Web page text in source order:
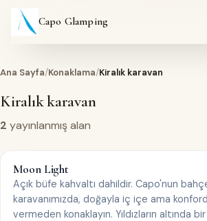
Capo Glamping
Ana Sayfa/Konaklama/Kiralık karavan
Kiralık karavan
2 yayınlanmış alan
Moon Light
Açık büfe kahvaltı dahildir. Capo'nun
karavanımızda, doğayla iç içe ama
vermeden konaklayın. Yıldızların altında